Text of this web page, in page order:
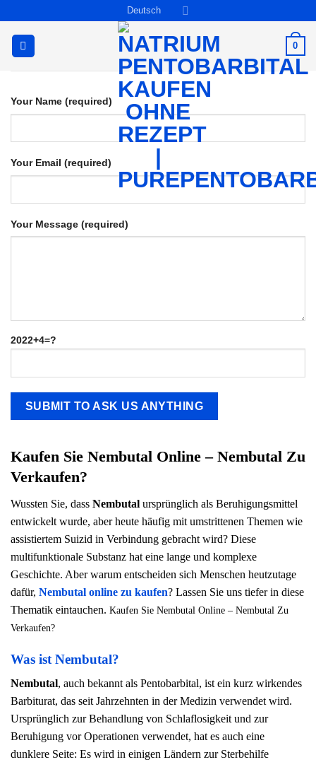
springen
Deutsch
0
Your Name (required)
Your Email (required)
Your Message (required)
2022+4=?
Kaufen Sie Nembutal Online – Nembutal Zu
Verkaufen?
Wussten Sie, dass Nembutal ursprünglich als Beruhigungsmittel
entwickelt wurde, aber heute häufig mit umstrittenen Themen wie
assistiertem Suizid in Verbindung gebracht wird? Diese
multifunktionale Substanz hat eine lange und komplexe
Geschichte. Aber warum entscheiden sich Menschen heutzutage
dafür, Nembutal online zu kaufen? Lassen Sie uns tiefer in diese
Thematik eintauchen. Kaufen Sie Nembutal Online – Nembutal Zu
Verkaufen?
Was ist Nembutal?
Nembutal, auch bekannt als Pentobarbital, ist ein kurz wirkendes
Barbiturat, das seit Jahrzehnten in der Medizin verwendet wird.
Ursprünglich zur Behandlung von Schlaflosigkeit und zur
Beruhigung vor Operationen verwendet, hat es auch eine
dunklere Seite: Es wird in einigen Ländern zur Sterbehilfe